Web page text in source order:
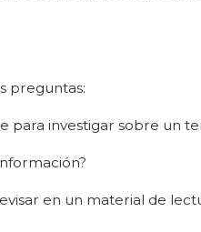
preguntas:
para investigar sobre un
en un material de